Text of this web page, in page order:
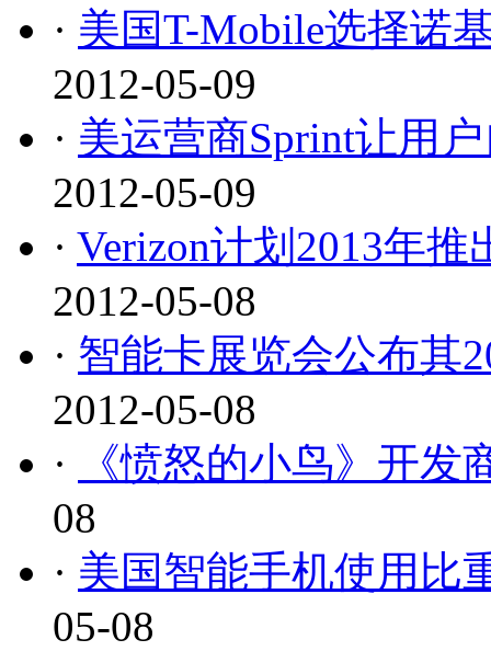
· 美国T-Mobile选择诺
2012-05-09
· 美运营商Sprint让用
2012-05-09
· Verizon计划2013年
2012-05-08
· 智能卡展览会公布其
2012-05-08
·
《愤怒的小鸟》开发
08
· 美国智能手机使用比
05-08